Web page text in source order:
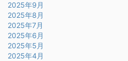
2025年9月
2025年8月
2025年7月
2025年6月
2025年5月
2025年4月